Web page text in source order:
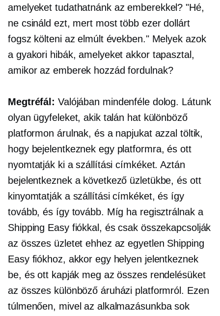
amelyeket tudathatnánk az emberekkel? "Hé,
ne csináld ezt, mert most több ezer dollárt
fogsz költeni az elmúlt években." Melyek azok
a gyakori hibák, amelyeket akkor tapasztal,
amikor az emberek hozzád fordulnak?
Megtréfál: Valójában mindenféle dolog. Látunk
olyan ügyfeleket, akik talán hat különböző
platformon árulnak, és a napjukat azzal töltik,
hogy bejelentkeznek egy platformra, és ott
nyomtatják ki a szállítási címkéket. Aztán
bejelentkeznek a következő üzletükbe, és ott
kinyomtatják a szállítási címkéket, és így
tovább, és így tovább. Míg ha regisztrálnak a
Shipping Easy fiókkal, és csak összekapcsolják
az összes üzletet ehhez az egyetlen Shipping
Easy fiókhoz, akkor egy helyen jelentkeznek
be, és ott kapják meg az összes rendelésüket
az összes különböző áruházi platformról. Ezen
túlmenően, mivel az alkalmazásunkba sok